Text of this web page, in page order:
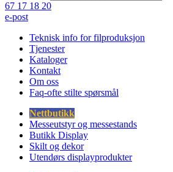
67 17 18 20
e-post
Teknisk info for filproduksjon
Tjenester
Kataloger
Kontakt
Om oss
Faq-ofte stilte spørsmål
Nettbutikk
Messeutstyr og messestands
Butikk Display
Skilt og dekor
Utendørs displayprodukter